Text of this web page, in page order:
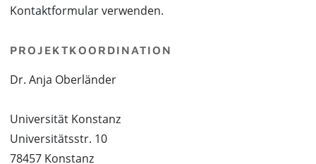
Kontaktformular verwenden.
PROJEKTKOORDINATION
Dr. Anja Oberländer
Universität Konstanz
Universitätsstr. 10
78457 Konstanz